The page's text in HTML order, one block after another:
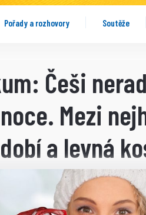
Pořady a rozhovory Soutěže
Češi
Mezi
a levná